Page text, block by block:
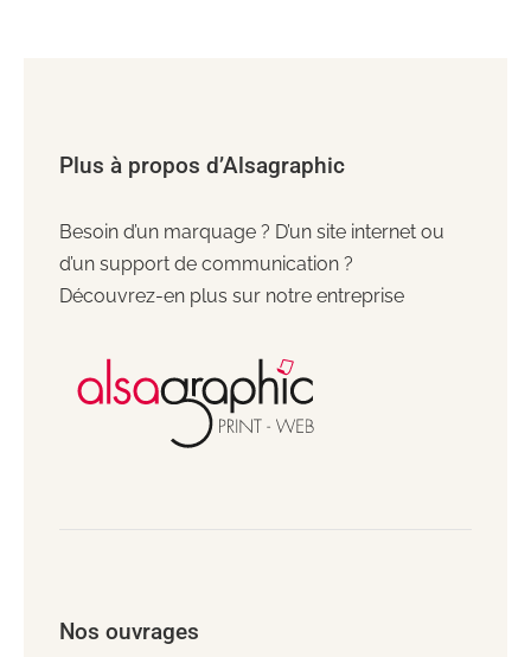
Plus à propos d’Alsagraphic
Besoin d’un marquage ? D’un site internet ou
d’un support de communication ?
Découvrez-en plus sur notre entreprise
Nos ouvrages